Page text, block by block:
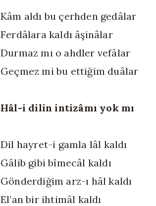
Kâm aldı bu çerhden gedâlar
Ferdâlara kaldı âşinâlar
Durmaz mı o ahdler vefâlar
Geçmez mi bu ettiğim duâlar
Hâl-i dilin intizâmı yok mı
Dil hayret-i gamla lâl kaldı
Gâlib gibi bîmecâl kaldı
Gönderdiğim arz-ı hâl kaldı
El’an bir ihtimâl kaldı